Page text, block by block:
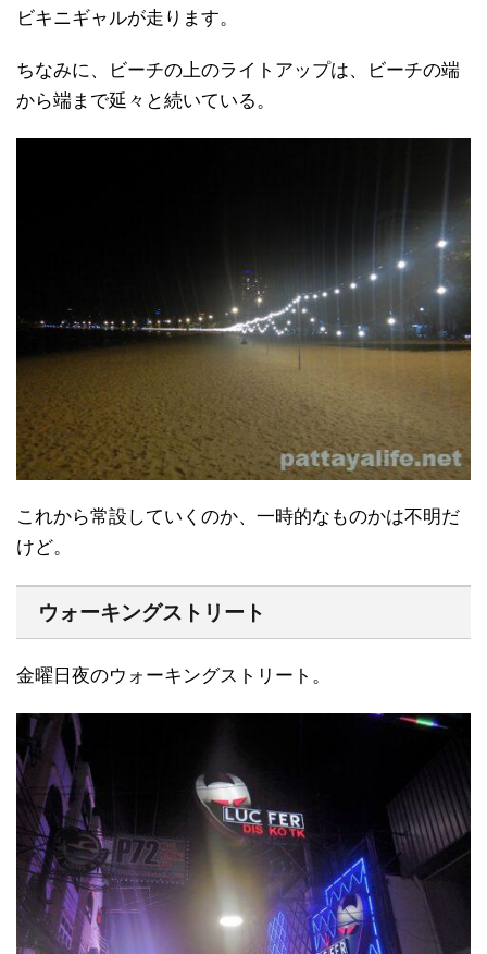
ビキニギャルが走ります。
ちなみに、ビーチの上のライトアップは、ビーチの端
から端まで延々と続いている。
これから常設していくのか、一時的なものかは不明だ
けど。
ウォーキングストリート
金曜日夜のウォーキングストリート。